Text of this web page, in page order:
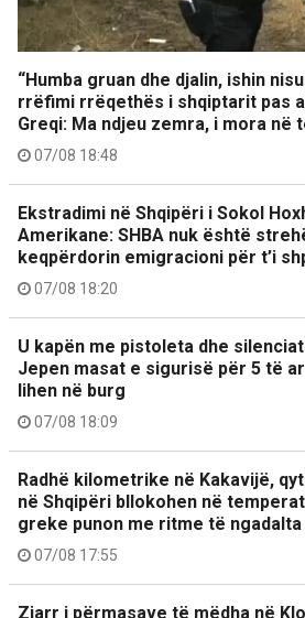
“Humba gruan dhe djalin, ishin
rrëfimi rrëqethës i shqiptarit pas
Greqi: Ma ndjeu zemra, i mora në
07/08 18:48
Ekstradimi në Shqipëri i Sokol
Amerikane: SHBA nuk është
keqpërdorin emigracioni për t’i
07/08 18:20
U kapën me pistoleta dhe
Jepen masat e sigurisë për 5 të
lihen në burg
07/08 18:09
Radhë kilometrike në Kakavijë,
në Shqipëri bllokohen në
greke punon me ritme të ngadalta
07/08 17:55
Zjarr i përmasave të mëdha në